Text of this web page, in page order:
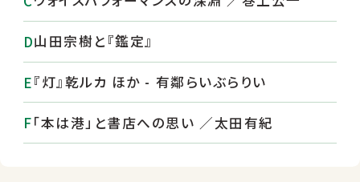
山田宗樹と『鑑定』
『灯』乾ルカ ほか - 有鄰らいぶらりい
「本は港」と書店への思い ／太田有紀